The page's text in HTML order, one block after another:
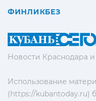
Новости Краснодара
Использование
(https://kubantoday.ru)
ФИНЛИКБЕЗ